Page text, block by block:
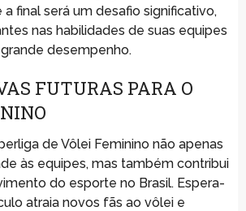
final será um desafio significativo,
nas habilidades de suas equipes
desempenho.
FUTURAS PARA O
de Vôlei Feminino não apenas
às equipes, mas também contribui
do esporte no Brasil. Espera-
atraia novos fãs ao vôlei e